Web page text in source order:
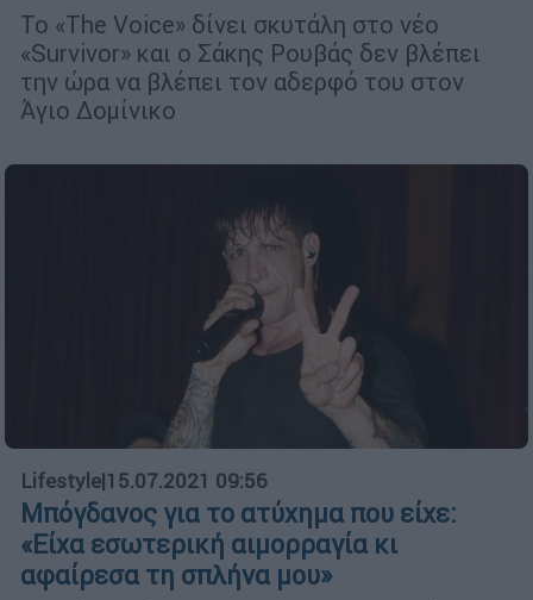
Το «The Voice» δίνει σκυτάλη στο νέο
«Survivor» και ο Σάκης Ρουβάς δεν βλέπει
την ώρα να βλέπει τον αδερφό του στον
Άγιο Δομίνικο
Lifestyle|15.07.2021 09:56
Μπόγδανος για το ατύχημα που είχε:
«Είχα εσωτερική αιμορραγία κι
αφαίρεσα τη σπλήνα μου»